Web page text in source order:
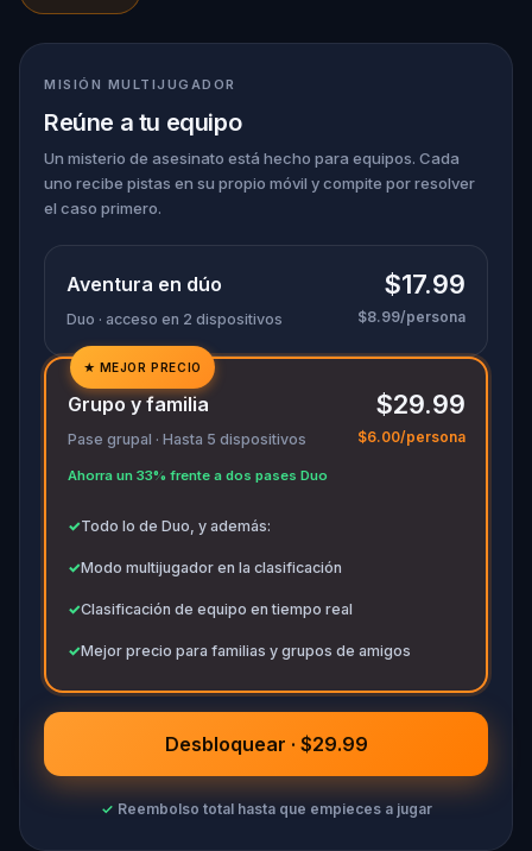
Ahora, depende de ti descubrir la verdad.
¿Fue Walter, el novio obsesionado? ¿Percy, el
guía turístico fantasma con un don para lo
sombras?
🔎Reúne pistas, interroga a los sospechosos y
desenmascara al verdadero asesino antes de
que vuelva a atacar. Asegúrate de tener a mano
MISIÓN MULTIJUGADOR
Reúne a tu equipo
Un misterio de asesinato está hecho para equipos. Cada
uno recibe pistas en su propio móvil y compite por resolver
el caso primero.
Aventura en dúo
Duo · acceso en 2 dispositivos
$17.99
$8.99/persona
✓
✓
★ MEJOR PRECIO
Grupo y familia
Pase grupal · Hasta 5 dispositivos
Ahorra un 33% frente a dos pases Duo
$29.99
$6.00/persona
✓Todo lo de Duo, y además:
✓Modo multijugador en la clasificación
✓Clasificación de equipo en tiempo real
✓Mejor precio para familias y grupos de amigos
Desbloquear · $29.99
✓ Reembolso total hasta que empieces a jugar